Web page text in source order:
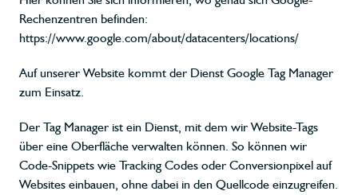
Rechenzentren befinden:
https://www.google.com/about/datacenters/locations/
Auf unserer Website kommt der Dienst Google Tag Manager
zum Einsatz.
Der Tag Manager ist ein Dienst, mit dem wir Website-Tags
über eine Oberfläche verwalten können. So können wir
Code-Snippets wie Tracking Codes oder Conversionpixel auf
Websites einbauen, ohne dabei in den Quellcode einzugreifen.